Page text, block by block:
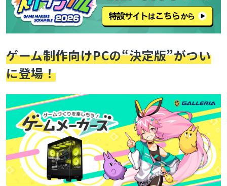
ゲーム制作向けPCの“決定版”がつい
に登場！